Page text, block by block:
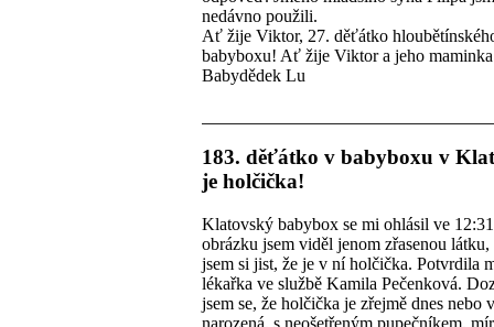
nedávno použili.
Ať žije Viktor, 27. děťátko
babyboxu! Ať žije Viktor a jeho
Babydědek Lu
183. děťátko v babyboxu v
je holčička!
Klatovský babybox se mi ohlásil ve
obrázku jsem viděl jenom zřasenou
jsem si jist, že je v ní holčička. Potvrdila
lékařka ve službě Kamila Pečenková.
jsem se, že holčička je zřejmě dnes nebo
narozená, s neošetřeným pupečníkem,